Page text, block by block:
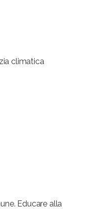
climatica
Educare alla